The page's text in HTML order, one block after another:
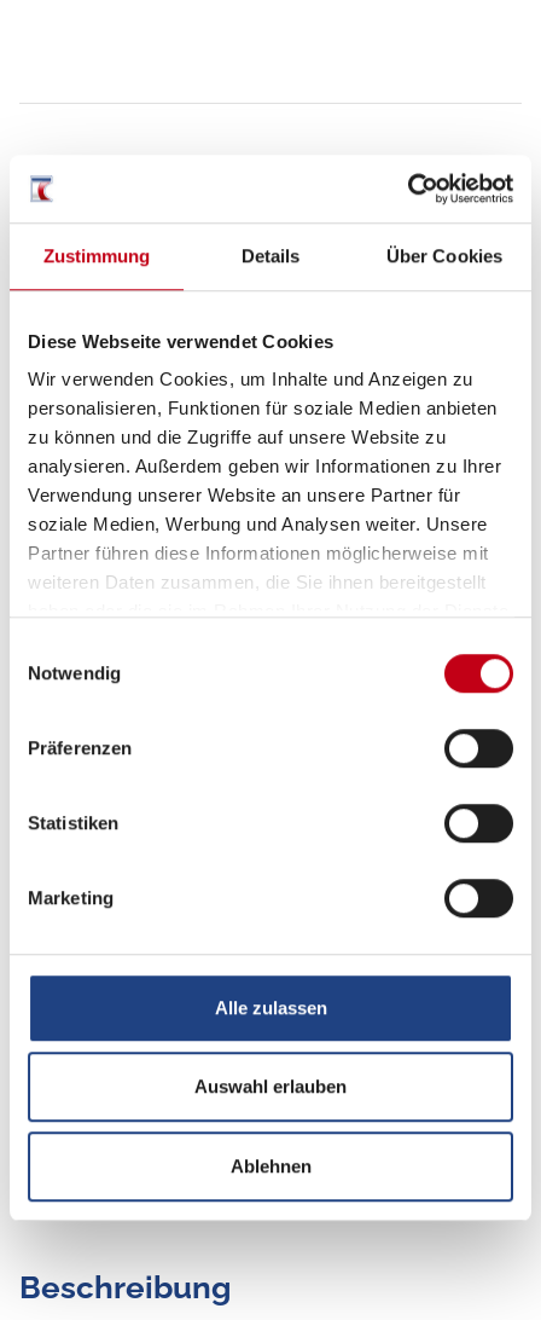
Zustimmung Details Über Cookies
Diese Webseite verwendet Cookies
Wir verwenden Cookies, um Inhalte und Anzeigen zu
personalisieren, Funktionen für soziale Medien anbieten
zu können und die Zugriffe auf unsere Website zu
analysieren. Außerdem geben wir Informationen zu Ihrer
Verwendung unserer Website an unsere Partner für
soziale Medien, Werbung und Analysen weiter. Unsere
Partner führen diese Informationen möglicherweise mit
weiteren Daten zusammen, die Sie ihnen bereitgestellt
Notwendig
Präferenzen
Statistiken
Marketing
Alle zulassen
Auswahl erlauben
Ablehnen
Grundrissbeschreibung
Doppel-/franz. Bett,
Schlafplätze 4
Anzahl der
Sitze mit Gurt
5
Sitzgruppe Seitensitzgruppe
Aufstelldach (Doppelbett)
Tag
Beschreibung